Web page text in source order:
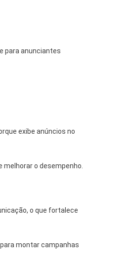
para anunciantes
exibe anúncios no
o desempenho.
o que fortalece
montar campanhas